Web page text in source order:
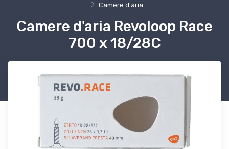
Camere d'aria
Camere d'aria Revoloop Race
700 x 18/28C